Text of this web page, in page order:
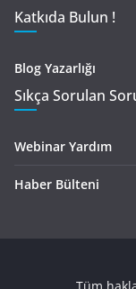
Katkıda Bulun !
Blog Yazarlığı
Sıkça Sorulan
Webinar Yardım
Haber Bülteni